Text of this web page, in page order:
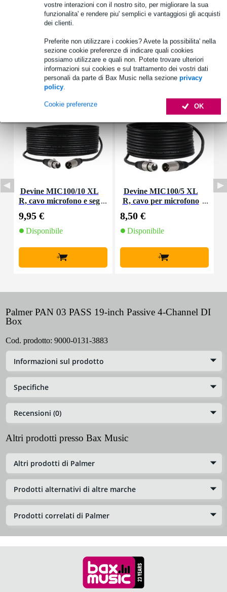
vostre interazioni con il nostro sito, per migliorare la sua
funzionalita' e rendere piu' semplici e vantaggiosi gli acquisti
dei clienti.
Preferite non utilizzare i cookies? Avete la possibilita' nella
sezione cookie preferenze di indicare quali cookies
possiamo utilizzare e quali non. Potete trovare ulteriori
informazioni sui cookies e sul trattamento dei vostri dati
personali da parte di Bax Music nella sezione privacy
policy.
OK
Cookie preferenze
DI box passivo a 4 canali da 19 pollici
Specifiche complete
Accessori (17)
Devine MIC100/10 XL
R, cavo microfono e seg
9,95 €
Disponibile
+
Devine MIC100/5 XL
R, cavo per microfono
8,50 €
Disponibile
+
Palmer PAN 03 PASS 19-inch Passive 4-Channel DI
Box
Cod. prodotto: 9000-0131-3883
Informazioni sul prodotto
Specifiche
Recensioni (0)
Altri prodotti presso Bax Music
Altri prodotti di Palmer
Prodotti alternativi di altre marche
Prodotti correlati di Palmer